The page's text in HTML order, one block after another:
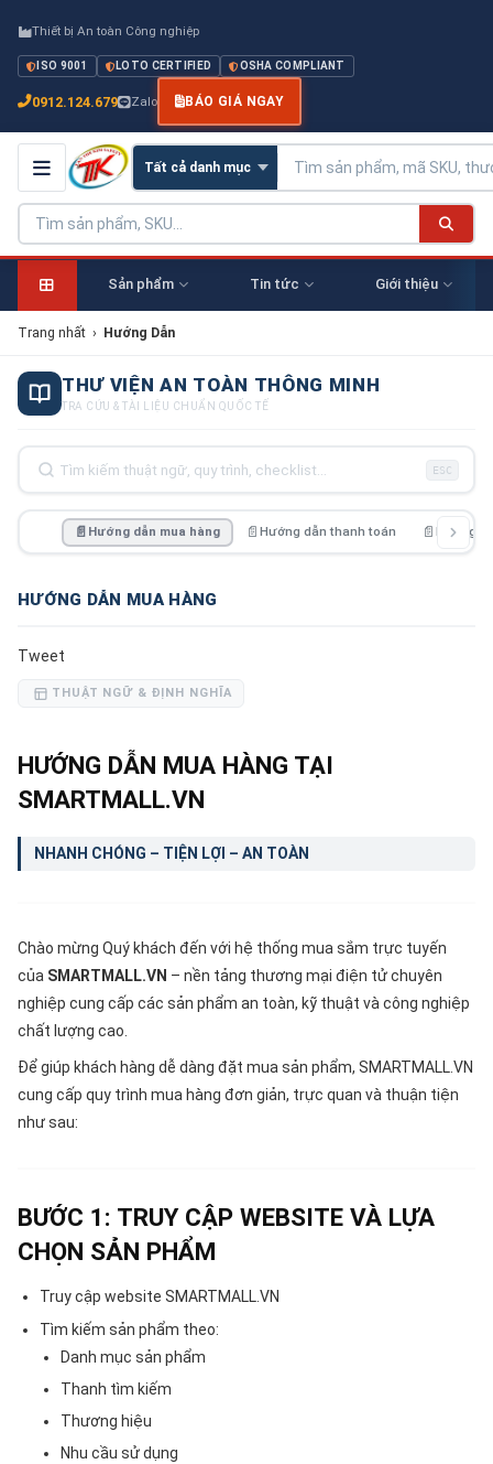
Thiết bị An toàn Công nghiệp
ISO 9001 LOTO CERTIFIED OSHA COMPLIANT
0912.124.679 Zalo BÁO GIÁ NGAY
Sản phẩm Tin tức Giới thiệu
Trang nhất › Hướng Dẫn
THƯ VIỆN AN TOÀN THÔNG MINH
TRA CỨU & TÀI LIỆU CHUẨN QUỐC TẾ
ESC
📄 Hướng dẫn mua hàng 📄 Hướng dẫn thanh toán 📄 Hướng
HƯỚNG DẪN MUA HÀNG
Tweet
THUẬT NGỮ & ĐỊNH NGHĨA
HƯỚNG DẪN MUA HÀNG TẠI
SMARTMALL.VN
NHANH CHÓNG – TIỆN LỢI – AN TOÀN
Chào mừng Quý khách đến với hệ thống mua sắm trực tuyến
của SMARTMALL.VN – nền tảng thương mại điện tử chuyên
nghiệp cung cấp các sản phẩm an toàn, kỹ thuật và công nghiệp
chất lượng cao.
Để giúp khách hàng dễ dàng đặt mua sản phẩm, SMARTMALL.VN
cung cấp quy trình mua hàng đơn giản, trực quan và thuận tiện
như sau:
BƯỚC 1: TRUY CẬP WEBSITE VÀ LỰA
CHỌN SẢN PHẨM
Truy cập website SMARTMALL.VN
Tìm kiếm sản phẩm theo:
Danh mục sản phẩm
Thanh tìm kiếm
Thương hiệu
Nhu cầu sử dụng